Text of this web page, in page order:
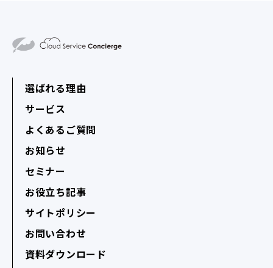
選ばれる理由
サービス
よくあるご質問
お知らせ
セミナー
お役立ち記事
サイトポリシー
お問い合わせ
資料ダウンロード